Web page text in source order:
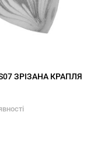
ЗРІЗАНА КРАПЛЯ